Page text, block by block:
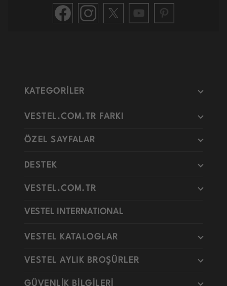
KATEGORİLER
VESTEL.COM.TR FARKI
ÖZEL SAYFALAR
DESTEK
VESTEL.COM.TR
VESTEL INTERNATIONAL
VESTEL KATALOGLAR
VESTEL AYLIK BROŞÜRLER
GÜVENLİK BİLGİLERİ